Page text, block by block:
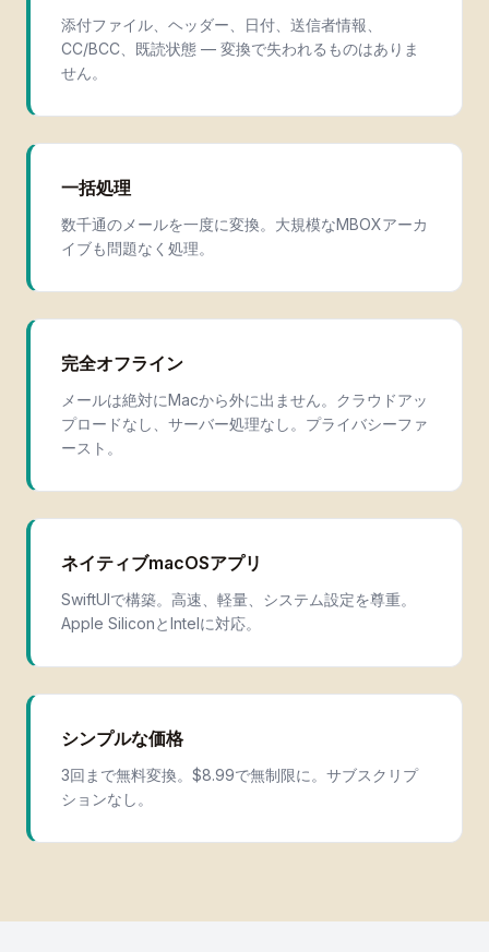
添付ファイル、ヘッダー、日付、送信者情報、
CC/BCC、既読状態 — 変換で失われるものはありま
せん。
一括処理
数千通のメールを一度に変換。大規模なMBOXアーカ
イブも問題なく処理。
完全オフライン
メールは絶対にMacから外に出ません。クラウドアッ
プロードなし、サーバー処理なし。プライバシーファ
ースト。
ネイティブmacOSアプリ
SwiftUIで構築。高速、軽量、システム設定を尊重。
Apple SiliconとIntelに対応。
シンプルな価格
3回まで無料変換。$8.99で無制限に。サブスクリプ
ションなし。